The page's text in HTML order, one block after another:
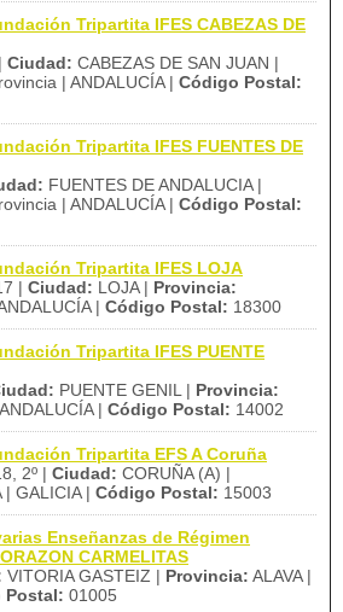
Tripartita IFES CABEZAS DE
Ciudad: CABEZAS DE SAN JUAN |
| ANDALUCÍA | Código Postal:
Tripartita IFES FUENTES DE
FUENTES DE ANDALUCIA |
| ANDALUCÍA | Código Postal:
Tripartita IFES LOJA
| Ciudad: LOJA | Provincia:
| Código Postal: 18300
Tripartita IFES PUENTE
PUENTE GENIL | Provincia:
| Código Postal: 14002
Tripartita EFS A Coruña
2º | Ciudad: CORUÑA (A) |
| GALICIA | Código Postal: 15003
Enseñanzas de Régimen
CARMELITAS
VITORIA GASTEIZ | Provincia: ALAVA |
Postal: 01005